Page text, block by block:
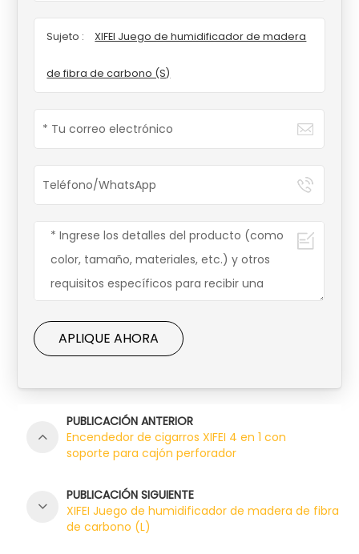
Sujeto : XIFEI Juego de humidificador de madera
de fibra de carbono (S)
APLIQUE AHORA
PUBLICACIÓN ANTERIOR
Encendedor de cigarros XIFEI 4 en 1 con
soporte para cajón perforador
PUBLICACIÓN SIGUIENTE
XIFEI Juego de humidificador de madera de fibra
de carbono (L)